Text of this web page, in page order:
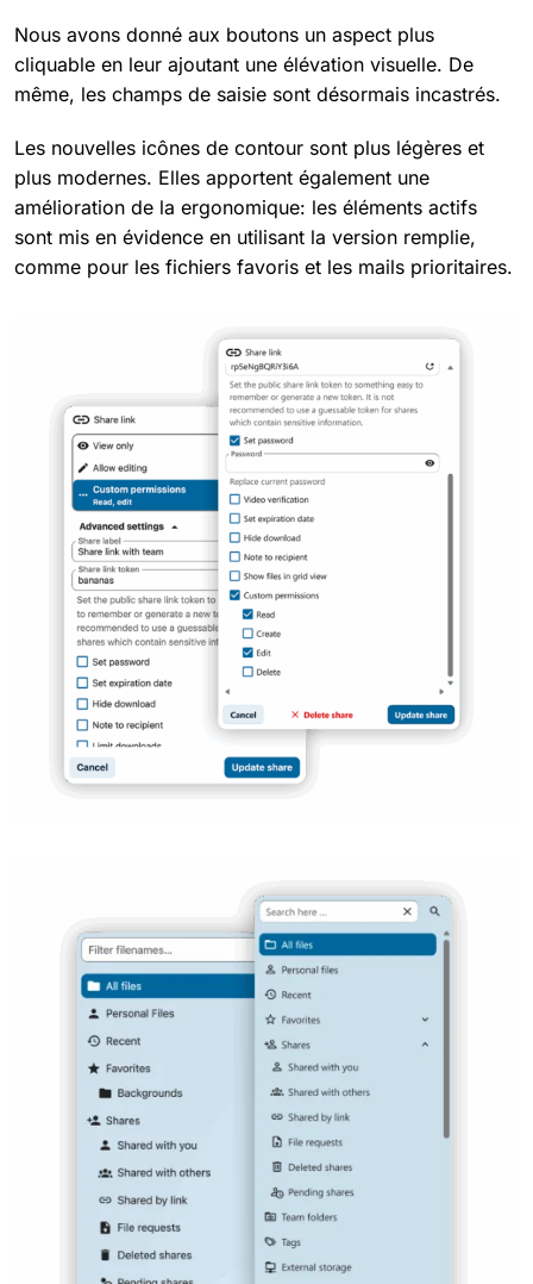
Nous avons donné aux boutons un aspect plus
cliquable en leur ajoutant une élévation visuelle. De
même, les champs de saisie sont désormais incastrés.
Les nouvelles icônes de contour sont plus légères et
plus modernes. Elles apportent également une
amélioration de la ergonomique: les éléments actifs
sont mis en évidence en utilisant la version remplie,
comme pour les fichiers favoris et les mails prioritaires.